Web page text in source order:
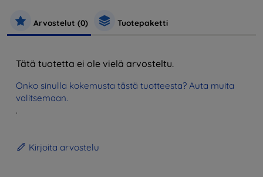
Arvostelut (0) Tuotepaketti
Tätä tuotetta ei ole vielä arvosteltu.
Onko sinulla kokemusta tästä tuotteesta? Auta muita
valitsemaan.
.
Kirjoita arvostelu